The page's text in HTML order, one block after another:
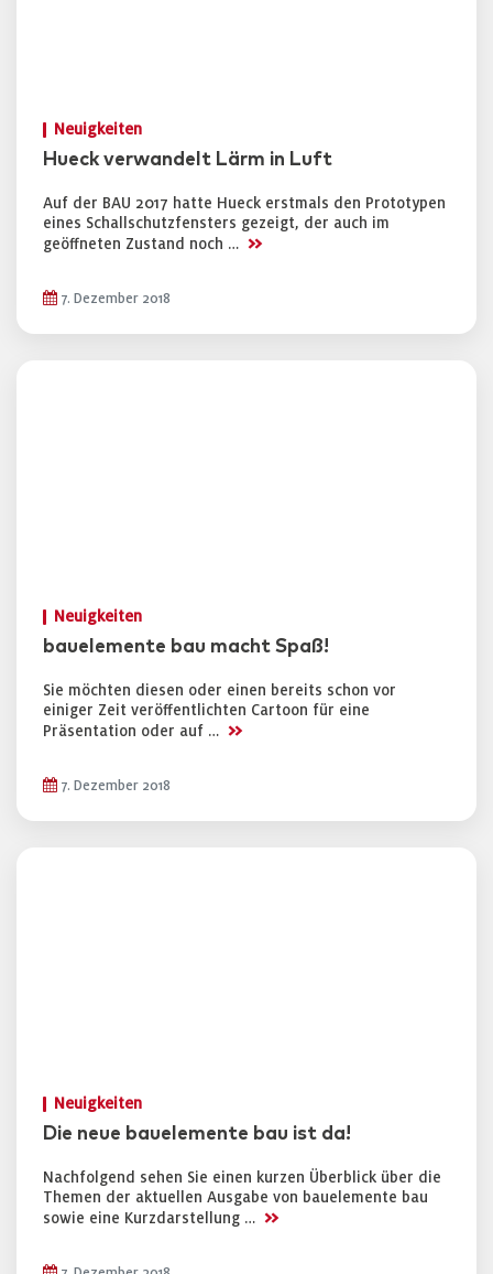
Neuigkeiten
Hueck verwandelt Lärm in Luft
Auf der BAU 2017 hatte Hueck erstmals den Prototypen
eines Schallschutzfensters gezeigt, der auch im
geöffneten Zustand noch … >>
7. Dezember 2018
Neuigkeiten
bauelemente bau macht Spaß!
Sie möchten diesen oder einen bereits schon vor
einiger Zeit veröffentlichten Cartoon für eine
Präsentation oder auf … >>
7. Dezember 2018
Neuigkeiten
Die neue bauelemente bau ist da!
Nachfolgend sehen Sie einen kurzen Überblick über die
Themen der aktuellen Ausgabe von bauelemente bau
sowie eine Kurzdarstellung … >>